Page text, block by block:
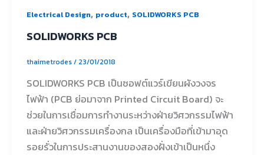
Electrical Design, product, SOLIDWORKS PCB
SOLIDWORKS PCB
thaimetrodes/ 23/01/2018
SOLIDWORKS PCB เป็นซอฟต์แวร์เขียนผังวงจร
ไฟฟ้า (PCB ย่อมาจาก Printed Circuit Board) จะ
ช่วยในการเชื่อมการทำงานระหว่างฝ่ายวิศวกรรมไฟฟ้า
และฝ่ายวิศวกรรมเครื่องกล เป็นเครื่องมือที่เข้ามาอุด
รอยรั่วในการประสานงานของสองฝั่งเข้าเป็นหนึ่ง